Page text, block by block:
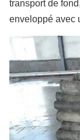
transport de
enveloppé avec